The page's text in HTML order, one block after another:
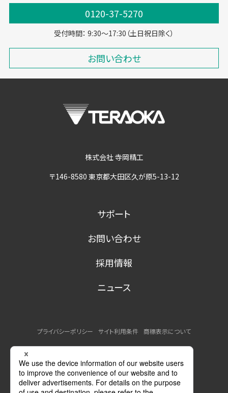
0120-37-5270
受付時間： 9:30～17:30（土日祝日除く）
お問い合わせ
株式会社 寺岡精工
〒146-8580 東京都大田区久が原5-13-12
サポート
お問い合わせ
採用情報
ニュース
プライバシーポリシー サイト利用条件
商標表示について
MSDSの提供について